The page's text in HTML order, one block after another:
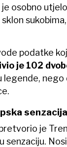
osobno
podatke
je 102
legende,
senzacija
je
senzaciju.